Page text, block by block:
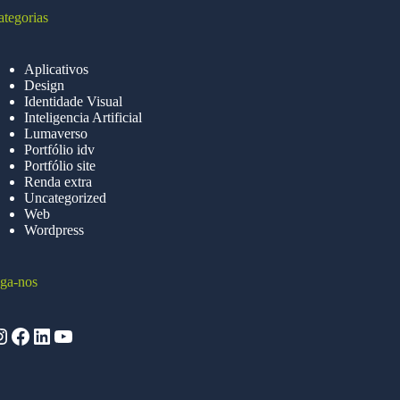
Aplicativos
Design
Identidade Visual
Inteligencia Artificial
Lumaverso
Portfólio idv
Portfólio site
Renda extra
Uncategorized
Web
Wordpress
nos